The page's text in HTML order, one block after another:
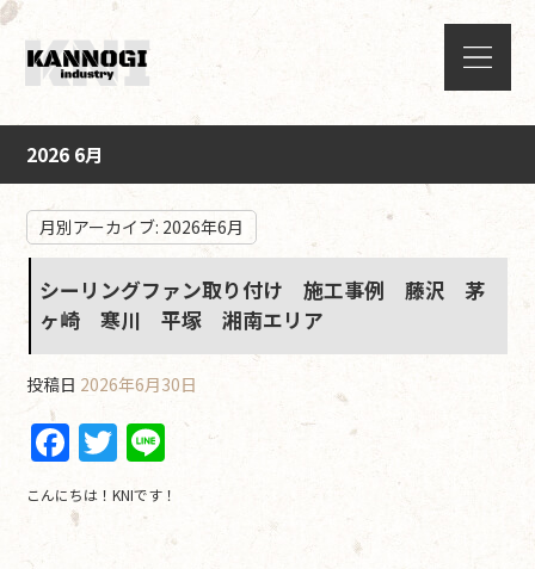
2026 6月
月別アーカイブ: 2026年6月
シーリングファン取り付け 施工事例 藤沢 茅
ヶ崎 寒川 平塚 湘南エリア
投稿日 2026年6月30日
F
a
c
T
w
itt
Li
n
e
こんにちは！KNIです！